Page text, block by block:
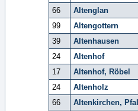
66
Altenglan
99
Altengottern
39
Altenhausen
24
Altenhof
17
Altenhof, Röbel
24
Altenholz
66
Altenkirchen,